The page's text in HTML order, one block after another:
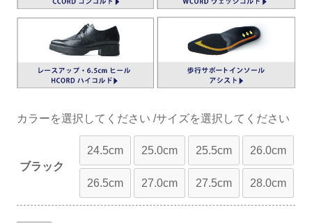
カラー サイズ
ブラック
24.5cm 25.0cm 25.5cm 26.0cm
26.5cm 27.0cm 27.5cm 28.0cm